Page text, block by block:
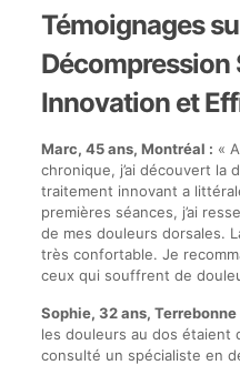
Témoignages
Décompression
Innovation et
Marc, 45 ans, Montréal : «
chronique, j’ai découvert la
traitement innovant a
premières séances, j’ai
de mes douleurs dorsales.
très confortable. Je
ceux qui souffrent de
Sophie, 32 ans, Terrebonne
les douleurs au dos étaient
consulté un spécialiste en